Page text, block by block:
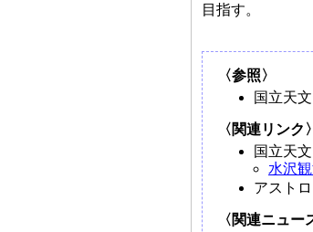
目指す。
〈参照〉
国立天
〈関連リンク〉
国立天文
水沢
アスト
〈関連ニュー